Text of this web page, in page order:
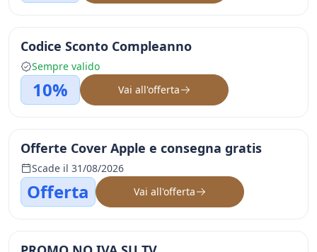
Codice Sconto Compleanno
Sempre valido
10% Vai all'offerta
Offerte Cover Apple e consegna gratis
Scade il 31/08/2026
Offerta Vai all'offerta